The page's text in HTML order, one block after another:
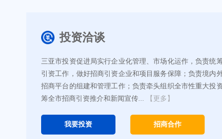
投资洽谈
三亚市投资促进局实行企业化管理、市场化运作，负责统
引资工作，做好招商引资企业和项目服务保障；负责境内
招商平台的组建和管理工作；负责牵头组织全市性重大投
筹全市招商引资推介和新闻宣传...
【更多】
我要投资 招商合作